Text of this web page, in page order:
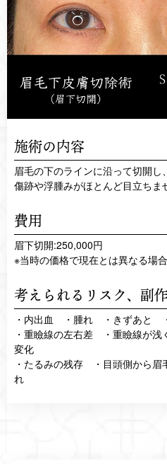
施術の内容
眉毛の下のラインに沿って切開し
傷跡や浮腫みがほとんど目立ちま
費用
眉下切開:250,000円
※当時の価格で現在とは異なる場合
考えられるリスク、 副
・内出血 ・腫れ ・きずあと
・重瞼線の左右差 ・重瞼線が
変化
・たるみの残存 ・目頭側から眉
れ